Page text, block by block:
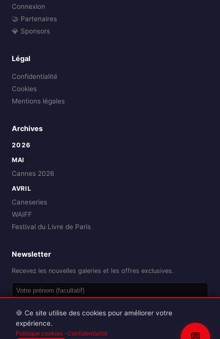
Connexion
🤝 Partenaires
💎 Sponsors
Légal
Confidentialité
Cookies
Mentions légales
Archives
2026
MAI
Cannes 2026
AVRIL
Caneseries
WAIFF
Festival du Livre de Paris
Newsletter
Recevez les nouvelles galeries et les offres exclusives.
🍪 Ce site utilise des cookies pour améliorer votre
expérience.
Politique cookies · Confidentialité